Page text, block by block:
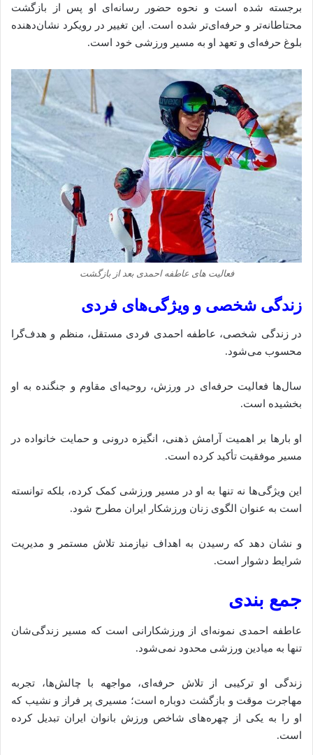
برجسته شده‌ است و نحوه حضور رسانه‌ای او پس از بازگشت
محتاطانه‌تر و حرفه‌ای‌تر شده است. این تغییر در رویکرد نشان‌دهنده
بلوغ حرفه‌ای و تعهد او به مسیر ورزشی خود است.
فعالیت‌ های عاطفه احمدی بعد از بازگشت
زندگی شخصی و ویژگی‌های فردی
در زندگی شخصی، عاطفه احمدی فردی مستقل، منظم و هدف‌گرا
محسوب می‌شود.
سال‌ها فعالیت حرفه‌ای در ورزش، روحیه‌ای مقاوم و جنگنده به او
بخشیده است.
او بارها بر اهمیت آرامش ذهنی، انگیزه درونی و حمایت خانواده در
مسیر موفقیت تأکید کرده است.
این ویژگی‌ها نه تنها به او در مسیر ورزشی کمک کرده، بلکه توانسته‌
است به عنوان الگوی زنان ورزشکار ایران مطرح شود.
و نشان دهد که رسیدن‌ به اهداف نیازمند تلاش مستمر و مدیریت
شرایط دشوار است.
جمع‌ بندی
عاطفه احمدی نمونه‌ای از ورزشکارانی است که مسیر زندگی‌شان
تنها به میادین ورزشی محدود نمی‌شود.
زندگی او ترکیبی از تلاش حرفه‌ای، مواجهه با چالش‌ها، تجربه
مهاجرت موقت و بازگشت دوباره است؛ مسیری پر فراز و نشیب که
او را به یکی از چهره‌های شاخص ورزش بانوان ایران تبدیل کرده
است.